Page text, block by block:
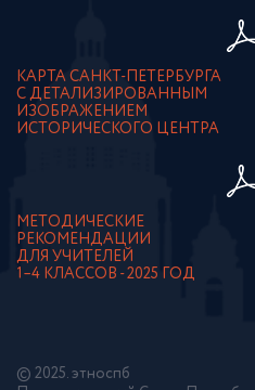
КАРТА САНКТ-ПЕТЕРБУРГА
С ДЕТАЛИЗИРОВАННЫМ
ИЗОБРАЖЕНИЕМ
ИСТОРИЧЕСКОГО ЦЕНТРА
МЕТОДИЧЕСКИЕ
РЕКОМЕНДАЦИИ
ДЛЯ УЧИТЕЛЕЙ
1–4 КЛАССОВ - 2025 ГОД
© 2025. этноспб